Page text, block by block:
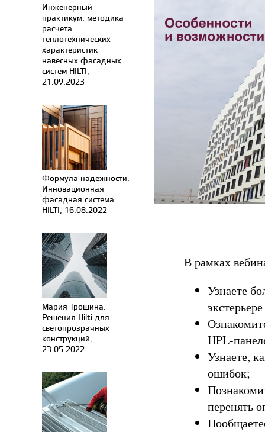
Инженерный
практикум: методика
расчета
теплотехнических
характеристик
навесных фасадных
систем HILTI,
21.09.2023
Формула надежности.
Инновационная
фасадная система
HILTI, 16.08.2022
Мария Трошина.
Решения Hilti для
светопрозрачных
конструкций,
23.05.2022
В рамках
Узнаете
HPL-
Узнаете,
ошибок;
перенять